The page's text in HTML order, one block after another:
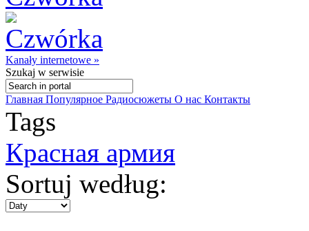
Kanały internetowe »
Szukaj w serwisie
Главная Популярное Радиосюжеты О нас Контакты
Tags
Красная армия
Sortuj według: